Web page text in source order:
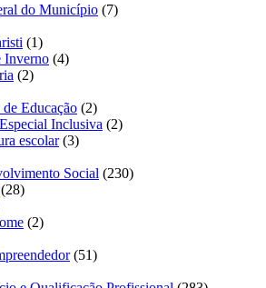
do Município (7)
(1)
Inverno (4)
(2)
Educação (2)
Inclusiva (2)
escolar(3)
Social (230)
(28)
(2)
(51)